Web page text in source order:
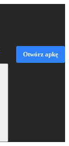
Otwórz apkę